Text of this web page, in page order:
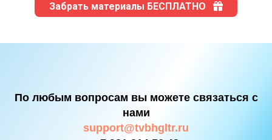
Забрать материалы БЕСПЛАТНО
По любым вопросам вы можете связаться с
нами
support@tvbhgltr.ru